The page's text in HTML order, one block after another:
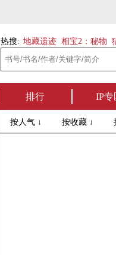
热搜: 地藏遗迹 相宝2：秘物
排行 IP专
按人气 ↓ 按收藏 ↓